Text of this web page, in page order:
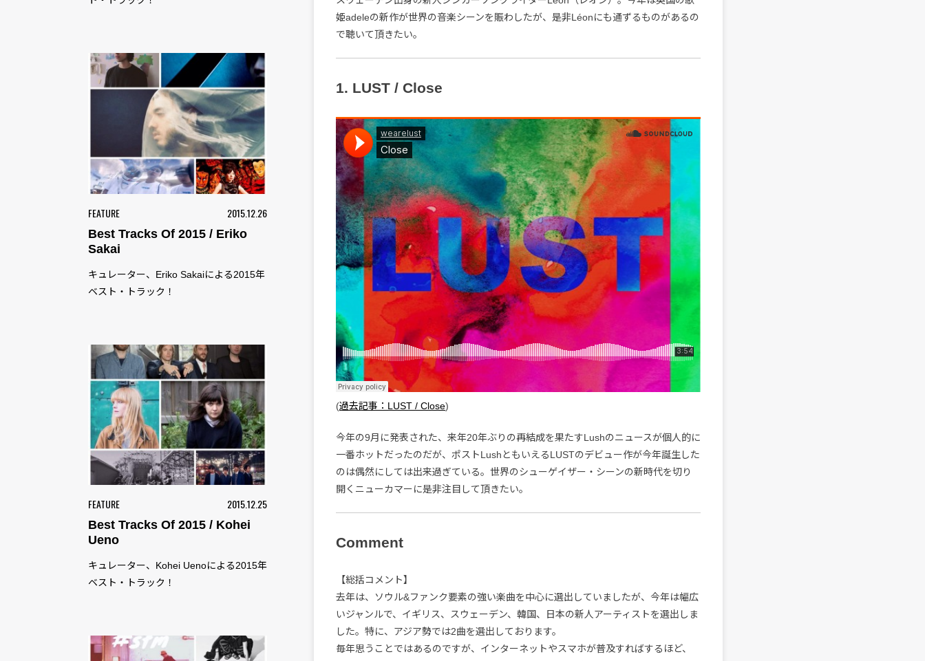
FEATURE 2015.12.26
Best Tracks Of 2015 / Eriko
Sakai
キュレーター、Eriko Sakaiによる2015年
ベスト・トラック！
FEATURE 2015.12.25
Best Tracks Of 2015 / Kohei
Ueno
キュレーター、Kohei Uenoによる2015年
ベスト・トラック！
姫adeleの新作が世界の音楽シーンを賑わしたが、是非Léonにも通ずるものがあるの
で聴いて頂きたい。
1. LUST / Close
(過去記事：LUST / Close)
今年の9月に発表された、来年20年ぶりの再結成を果たすLushのニュースが個人的に
一番ホットだったのだが、ポストLushともいえるLUSTのデビュー作が今年誕生した
のは偶然にしては出来過ぎている。世界のシューゲイザー・シーンの新時代を切り
開くニューカマーに是非注目して頂きたい。
Comment
【総括コメント】
去年は、ソウル&ファンク要素の強い楽曲を中心に選出していましたが、今年は幅広
いジャンルで、イギリス、スウェーデン、韓国、日本の新人アーティストを選出しま
した。特に、アジア勢では2曲を選出しております。
毎年思うことではあるのですが、インターネットやスマホが普及すればするほど、